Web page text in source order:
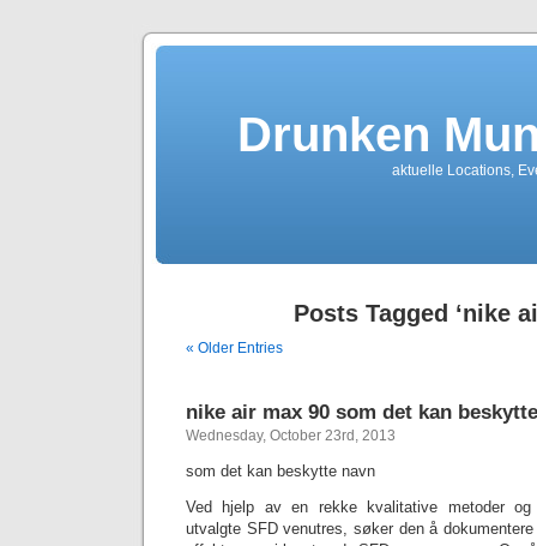
Drunken
aktuelle Locations,
Posts Tagged ‘nike
« Older Entries
‎nike air max 90 som det kan
Wednesday, October 23rd, 2013
som det kan beskytte navn
Ved hjelp av en rekke kvalitative metoder
utvalgte SFD venutres, søker den å